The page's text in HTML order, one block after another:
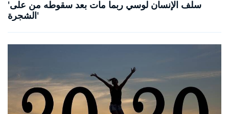
'سلف الإنسان لوسي ربما مات بعد سقوطه من على
الشجرة'